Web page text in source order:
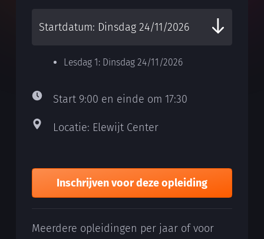
Lesdag 1: Dinsdag 24/11/2026
Start 9:00 en einde om 17:30
Locatie: Elewijt Center
Inschrijven voor deze opleiding
Meerdere opleidingen per jaar of voor